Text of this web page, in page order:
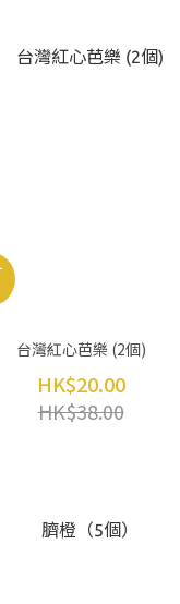
台灣紅心芭樂 (2個)
HK$20.00
HK$38.00